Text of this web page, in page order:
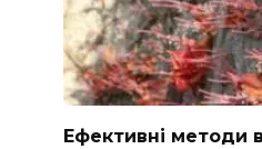
Ефективні методи